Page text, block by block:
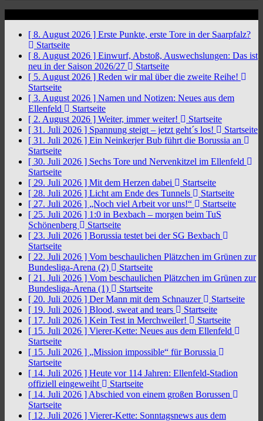
[ 8. August 2026 ] Erste Punkte, erste Tore in der Saarpfalz?
Startseite
[ 8. August 2026 ] Einwurf, Abstoß, Auswechslungen: Das ist
neu in der Saison 2026/27
Startseite
[ 5. August 2026 ] Reden wir mal über die zweite Reihe!
Startseite
[ 3. August 2026 ] Namen und Notizen: Neues aus dem
Ellenfeld
Startseite
[ 2. August 2026 ] Weiter, immer weiter!
Startseite
[ 31. Juli 2026 ] Spannung steigt – jetzt geht´s los!
Startseite
[ 31. Juli 2026 ] Ein Neinkerjer Bub führt die Borussia an
Startseite
[ 30. Juli 2026 ] Sechs Tore und Nervenkitzel im Ellenfeld
Startseite
[ 29. Juli 2026 ] Mit dem Herzen dabei
Startseite
[ 28. Juli 2026 ] Licht am Ende des Tunnels
Startseite
[ 27. Juli 2026 ] „Noch viel Arbeit vor uns!“
Startseite
[ 25. Juli 2026 ] 1:0 in Bexbach – morgen beim TuS
Schönenberg
Startseite
[ 23. Juli 2026 ] Borussia testet bei der SG Bexbach
Startseite
[ 22. Juli 2026 ] Vom beschaulichen Plätzchen im Grünen zur
Bundesliga-Arena (2)
Startseite
[ 21. Juli 2026 ] Vom beschaulichen Plätzchen im Grünen zur
Bundesliga-Arena (1)
Startseite
[ 20. Juli 2026 ] Der Mann mit dem Schnauzer
Startseite
[ 19. Juli 2026 ] Blood, sweat and tears
Startseite
[ 17. Juli 2026 ] Kein Test in Merchweiler!
Startseite
[ 15. Juli 2026 ] Vierer-Kette: Neues aus dem Ellenfeld
Startseite
[ 15. Juli 2026 ] „Mission impossible“ für Borussia
Startseite
[ 14. Juli 2026 ] Heute vor 114 Jahren: Ellenfeld-Stadion
offiziell eingeweiht
Startseite
[ 14. Juli 2026 ] Abschied von einem großen Borussen
Startseite
[ 12. Juli 2026 ] Vierer-Kette: Sonntagsnews aus dem